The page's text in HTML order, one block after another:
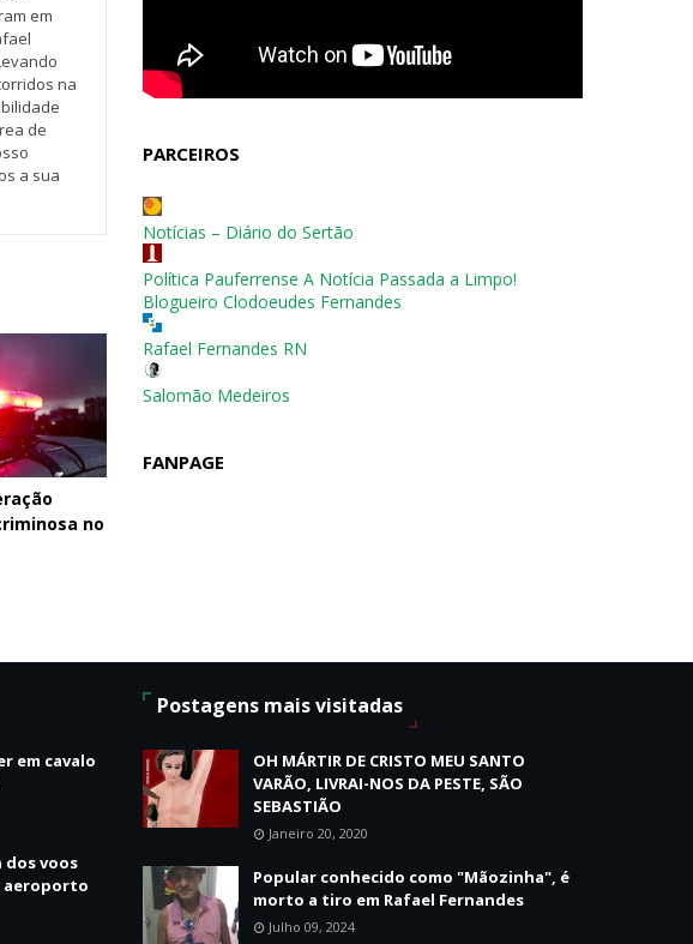
em
na
de
a sua
no
PARCEIROS
Notícias – Diário do Sertão
Política Pauferrense A Notícia Passada a Limpo!
Blogueiro Clodoeudes Fernandes
Rafael Fernandes RN
Salomão Medeiros
FANPAGE
em cavalo
voos
aeroporto
Postagens mais visitadas
OH MÁRTIR DE CRISTO MEU SANTO
VARÃO, LIVRAI-NOS DA PESTE, SÃO
SEBASTIÃO
Janeiro 20, 2020
Popular conhecido como "Mãozinha", é
morto a tiro em Rafael Fernandes
Julho 09, 2024